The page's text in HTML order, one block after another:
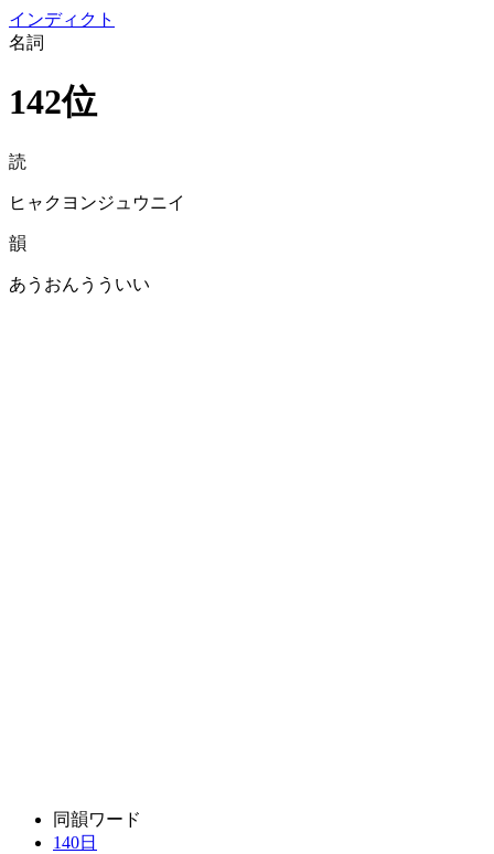
インディクト
名詞
142位
読
ヒャクヨンジュウニイ
韻
あうおんうういい
同韻ワード
140日